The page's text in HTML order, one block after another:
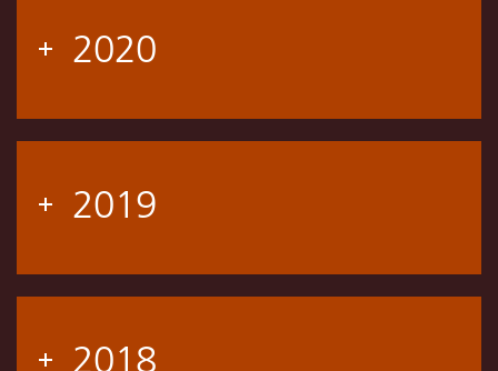
2020
2019
2018